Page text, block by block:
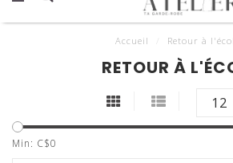
Accueil Retour à
RETOUR À
12
Min: C$0